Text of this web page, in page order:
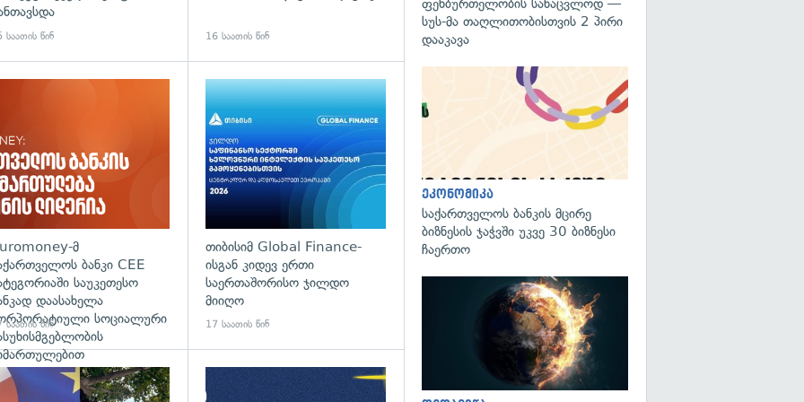
საათის წინ 16 საათის წინ
მ
ბანკი CEE
საუკეთესო
დაასახელა
სოციალური
საათის წინ
თიბისიმ Global Finance-
ისგან კიდევ ერთი
საერთაშორისო ჯილდო
მიიღო
17 საათის წინ
გადახედვა
სუს-მა თაღლითობისთვის 2 პირი
დააკავა
ეკონომიკა
საქართველოს ბანკის მცირე
ბიზნესის ჯაჭვში უკვე 30 ბიზნესი
ჩაერთო